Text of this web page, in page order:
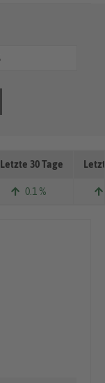
Letzte 30 Tage
0.1 %